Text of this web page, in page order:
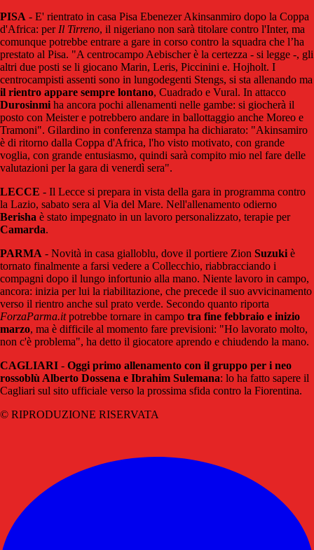
PISA - E' rientrato in casa Pisa Ebenezer Akinsanmiro dopo la Coppa
d'Africa: per Il Tirreno, il nigeriano non sarà titolare contro l'Inter, ma
comunque potrebbe entrare a gare in corso contro la squadra che l’ha
prestato al Pisa. "A centrocampo Aebischer è la certezza - si legge -, gli
altri due posti se li giocano Marin, Leris, Piccinini e. Hojholt. I
centrocampisti assenti sono in lungodegenti Stengs, si sta allenando ma
il rientro appare sempre lontano, Cuadrado e Vural. In attacco
Durosinmi ha ancora pochi allenamenti nelle gambe: si giocherà il
posto con Meister e potrebbero andare in ballottaggio anche Moreo e
Tramoni". Gilardino in conferenza stampa ha dichiarato: "Akinsamiro
è di ritorno dalla Coppa d'Africa, l'ho visto motivato, con grande
voglia, con grande entusiasmo, quindi sarà compito mio nel fare delle
valutazioni per la gara di venerdì sera".
LECCE - Il Lecce si prepara in vista della gara in programma contro
la Lazio, sabato sera al Via del Mare. Nell'allenamento odierno
Berisha è stato impegnato in un lavoro personalizzato, terapie per
Camarda.
PARMA - Novità in casa gialloblu, dove il portiere Zion Suzuki è
tornato finalmente a farsi vedere a Collecchio, riabbracciando i
compagni dopo il lungo infortunio alla mano. Niente lavoro in campo,
ancora: inizia per lui la riabilitazione, che precede il suo avvicinamento
verso il rientro anche sul prato verde. Secondo quanto riporta
ForzaParma.itpotrebbe tornare in campo tra fine febbraio e inizio
marzo, ma è difficile al momento fare previsioni: "Ho lavorato molto,
non c'è problema", ha detto il giocatore aprendo e chiudendo la mano.
CAGLIARI - Oggi primo allenamento con il gruppo per i neo
rossoblù Alberto Dossena e Ibrahim Sulemana: lo ha fatto sapere il
Cagliari sul sito ufficiale verso la prossima sfida contro la Fiorentina.
© RIPRODUZIONE RISERVATA